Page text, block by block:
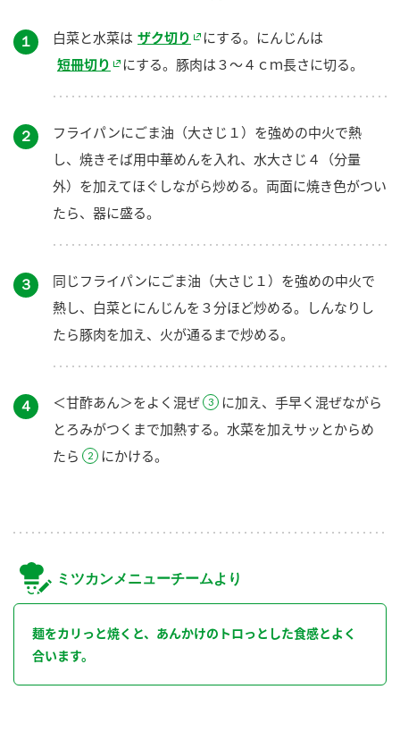
１ 白菜と水菜は ザク切り
にする。にんじんは
短冊切り
にする。豚肉は３～４ｃｍ長さに切る。
２
フライパンにごま油（大さじ１）を強めの中火で熱
し、焼きそば用中華めんを入れ、水大さじ４（分量
外）を加えてほぐしながら炒める。両面に焼き色がつい
たら、器に盛る。
３
同じフライパンにごま油（大さじ１）を強めの中火で
熱し、白菜とにんじんを３分ほど炒める。しんなりし
たら豚肉を加え、火が通るまで炒める。
４ ＜甘酢あん＞をよく混ぜ
に加え、手早く混ぜながら
とろみがつくまで加熱する。水菜を加えサッとからめ
たら
にかける。
ミツカンメニューチームより
麺をカリっと焼くと、あんかけのトロっとした食感とよく
合います。